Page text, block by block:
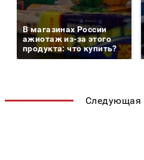
В магазинах России
ажиотаж из-за этого
продукта: что купить?
Следующая